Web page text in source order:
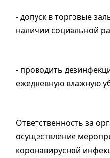
- допуск в торговые
наличии социальной
- проводить
ежедневную влажную
Ответственность за
осуществление
коронавирусной